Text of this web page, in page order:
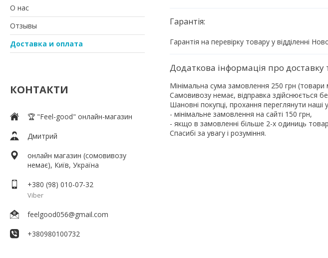
О нас
Отзывы
Доставка и оплата
КОНТАКТИ
🏆 "Feel-good" онлайн-магазин
Дмитрий
онлайн магазин (сомовивозу
немає), Київ, Україна
+380 (98) 010-07-32
Viber
feelgood056@gmail.com
+380980100732
Гарантія:
Гарантія на перевірку товару у відділенні
Мінімальна сума замовлення 250 грн (товари
Самовивозу немає, відправка здійснюється
Шановні покупці, прохання переглянути наші
- мінімальне замовлення на сайті 150 грн,
- якщо в замовленні більше 2-х одиниць
Спасибі за увагу і розуміння.